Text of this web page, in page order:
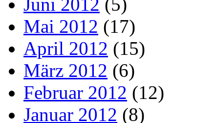
Mai 2012 (17)
April 2012 (15)
März 2012 (6)
Februar 2012 (12)
Januar 2012 (8)